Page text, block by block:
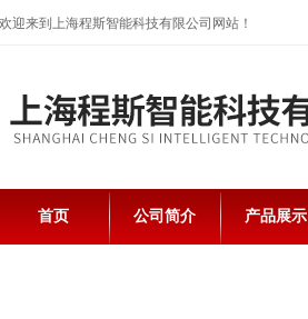
欢迎来到上海程斯智能科技有限公司网站！
首页 公司简介 产品展示